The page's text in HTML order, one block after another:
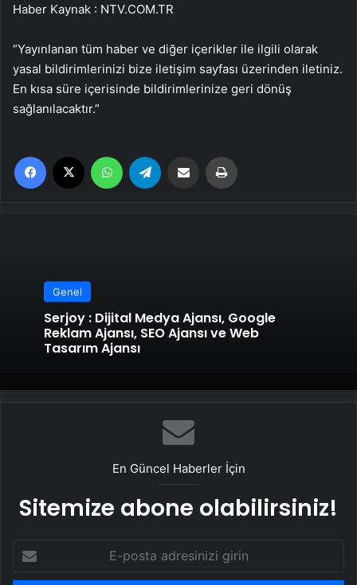
Haber Kaynak : NTV.COM.TR
“Yayınlanan tüm haber ve diğer içerikler ile ilgili olarak
yasal bildirimlerinizi bize iletişim sayfası üzerinden iletiniz.
En kısa süre içerisinde bildirimlerinize geri dönüş
sağlanılacaktır.”
Facebook WhatsApp Email'den paylaş
Genel
Serjoy : Dijital Medya Ajansı, Google
Reklam Ajansı, SEO Ajansı ve Web
Tasarım Ajansı
En Güncel Haberler İçin
Sitemize abone olabilirsiniz!
posta
adresinizi